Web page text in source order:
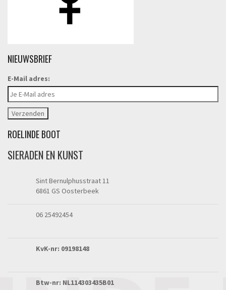
NIEUWSBRIEF
E-Mail adres:
ROELINDE BOOT
SIERADEN EN KUNST
Sint Bernulphusstraat 11
6861 GS Oosterbeek
06 25492454
KvK-nr: 09198148
Btw-nr: NL114303435B01